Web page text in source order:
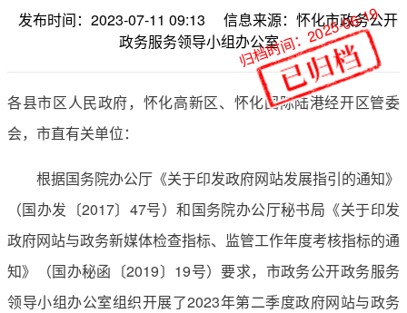
发布时间：2023-07-11 09:13
信息来源：怀化市政务公开
政务服务领导小组办公室
各县市区人民政府，怀化高新区、怀化国际陆港经开区管委
会，市直有关单位：
根据国务院办公厅《关于印发政府网站发展指引的通知》
（国办发〔2017〕47号）和国务院办公厅秘书局《关于印发
政府网站与政务新媒体检查指标、监管工作年度考核指标的通
知》（国办秘函〔2019〕19号）要求，市政务公开政务服务
领导小组办公室组织开展了2023年第二季度政府网站与政务
归档时间：2025-06-19